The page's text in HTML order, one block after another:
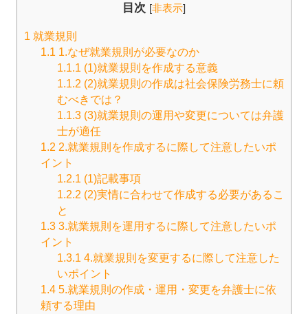
目次 [非表示]
1 就業規則
1.1 1.なぜ就業規則が必要なのか
1.1.1 (1)就業規則を作成する意義
1.1.2 (2)就業規則の作成は社会保険労務士に頼
むべきでは？
1.1.3(3)就業規則の運用や変更については弁護
士が適任
1.2 2.就業規則を作成するに際して注意したいポ
イント
1.2.1 (1)記載事項
1.2.2 (2)実情に合わせて作成する必要があるこ
と
1.33.就業規則を運用するに際して注意したいポ
イント
1.3.1 4.就業規則を変更するに際して注意した
いポイント
1.45.就業規則の作成・運用・変更を弁護士に依
頼する理由